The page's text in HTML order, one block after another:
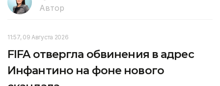
Автор
11:57, 09 Августа 2026
FIFA отвергла обвинения в адрес
Инфантино на фоне нового